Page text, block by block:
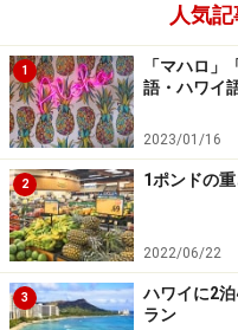
人気
1
「マハロ」
語・ハワイ
2023/01/16
2 1ポンドの
2022/06/22
3
ハワイに2
ラン